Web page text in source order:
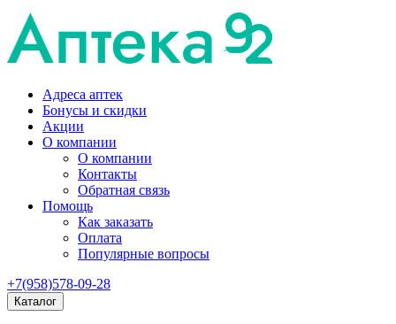
Адреса аптек
Бонусы и скидки
Акции
О компании
О компании
Контакты
Обратная связь
Помощь
Как заказать
Оплата
Популярные вопросы
+7(958)578-09-28
Каталог